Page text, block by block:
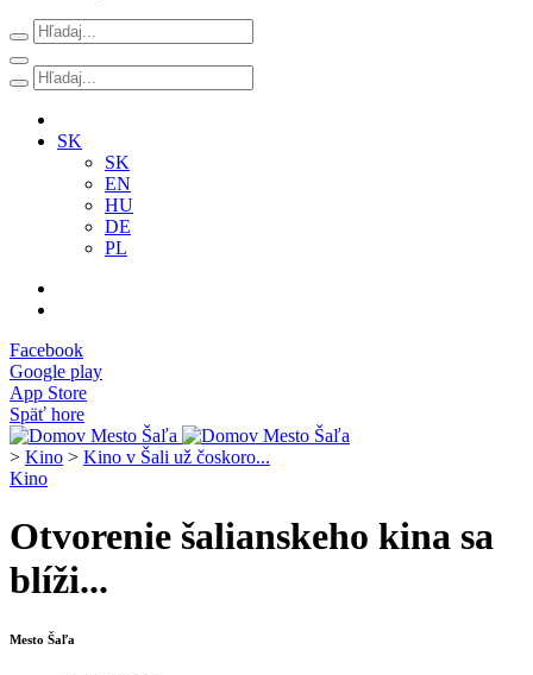
SK
SK
EN
HU
DE
PL
Facebook
Google play
App Store
Späť hore
> Kino > Kino v Šali už čoskoro...
Kino
Otvorenie šalianskeho kina sa
blíži...
Mesto Šaľa